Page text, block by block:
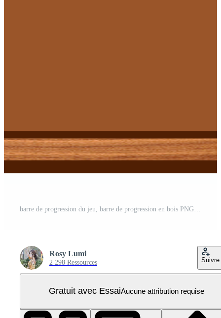
Rosy Lumi
2 298 Ressources Suivre
Gratuit avec EssaiAucune attribution requise